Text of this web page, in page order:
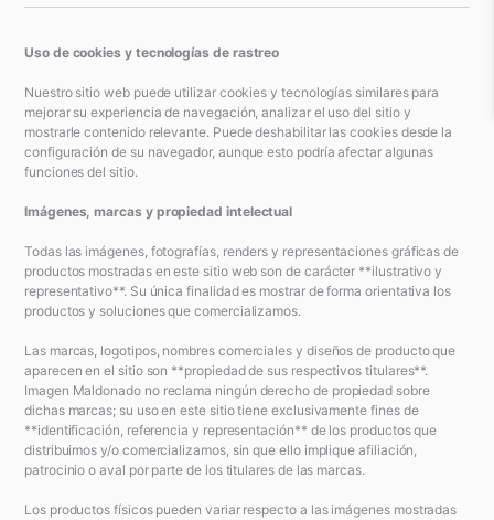
Uso de cookies y tecnologías de rastreo
Nuestro sitio web puede utilizar cookies y tecnologías similares para
mejorar su experiencia de navegación, analizar el uso del sitio y
mostrarle contenido relevante. Puede deshabilitar las cookies desde la
configuración de su navegador, aunque esto podría afectar algunas
funciones del sitio.
Imágenes, marcas y propiedad intelectual
Todas las imágenes, fotografías, renders y representaciones gráficas de
productos mostradas en este sitio web son de carácter **ilustrativo y
representativo**. Su única finalidad es mostrar de forma orientativa los
productos y soluciones que comercializamos.
Las marcas, logotipos, nombres comerciales y diseños de producto que
aparecen en el sitio son **propiedad de sus respectivos titulares**.
Imagen Maldonado no reclama ningún derecho de propiedad sobre
dichas marcas; su uso en este sitio tiene exclusivamente fines de
**identificación, referencia y representación** de los productos que
distribuimos y/o comercializamos, sin que ello implique afiliación,
patrocinio o aval por parte de los titulares de las marcas.
Los productos físicos pueden variar respecto a las imágenes mostradas